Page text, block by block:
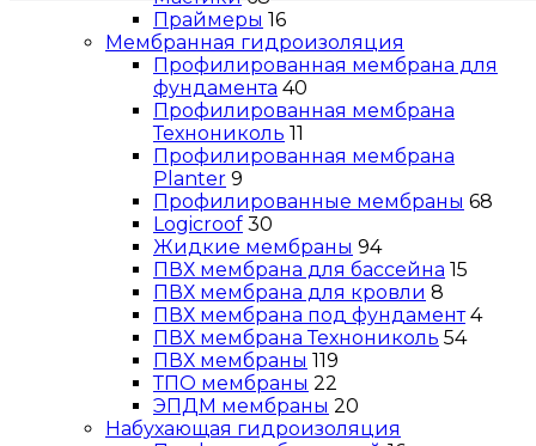
Праймеры 16
Мембранная гидроизоляция
Профилированная мембрана для
фундамента 40
Профилированная мембрана
Технониколь 11
Профилированная мембрана
Planter 9
Профилированные мембраны 68
Logicroof 30
Жидкие мембраны 94
ПВХ мембрана для бассейна 15
ПВХ мембрана для кровли 8
ПВХ мембрана под фундамент 4
ПВХ мембрана Технониколь 54
ПВХ мембраны 119
ТПО мембраны 22
ЭПДМ мембраны 20
Набухающая гидроизоляция